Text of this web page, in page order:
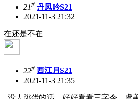
21# 丹凤吟S21
2021-11-3 21:32
在还是不在
22# 西江月S21
2021-11-3 21:35
没人跳蛋的话，好好看看三字令、虞